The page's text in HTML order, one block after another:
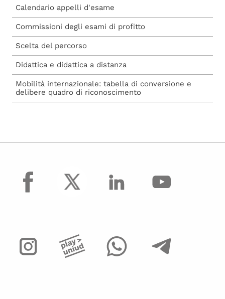
Calendario appelli d'esame
Commissioni degli esami di profitto
Scelta del percorso
Didattica e didattica a distanza
Mobilità internazionale: tabella di conversione e
delibere quadro di riconoscimento
facebook